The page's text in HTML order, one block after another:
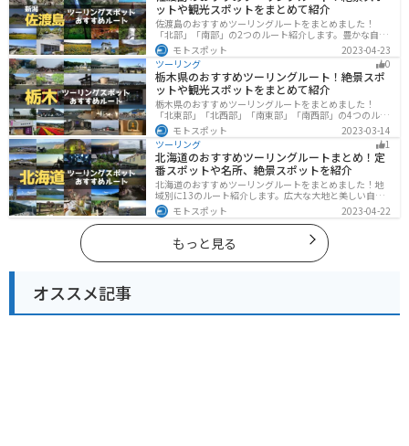
ットや観光スポットをまとめて紹介
佐渡島のおすすめツーリングルートをまとめました！
「北部」「南部」の2つのルート紹介します。豊かな自然
と歴史的なスポット、トキなどの貴重な動物を見られる
スポットが多数あります。バイクで佐渡島にツーリング
に行く際は参考にしてください。
モトスポット
2023-04-23
ツーリング
0
栃木県のおすすめツーリングルート！絶景スポ
ットや観光スポットをまとめて紹介
栃木県のおすすめツーリングルートをまとめました！
「北東部」「北西部」「南東部」「南西部」の4つのルー
ト紹介します。日本を代表する神社や広大な山や滝、湖
などを歴史や自然を満喫するツーリングができます。バ
イクで栃木県にツーリングに行く際は参考にしてくださ
い。
モトスポット
2023-03-14
ツーリング
1
北海道のおすすめツーリングルートまとめ！定
番スポットや名所、絶景スポットを紹介
北海道のおすすめツーリングルートをまとめました！地
域別に13のルート紹介します。広大な大地と美しい自然
が広がり、四季折々の魅力を楽しめる観光スポットが数
多くあります。バイクで北海道にツーリングに行く際は
参考にしてください。
モトスポット 2023-04-22
もっと見る
オススメ記事